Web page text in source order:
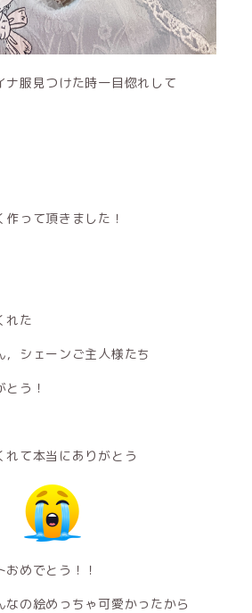
ナ服見つけた時一目惚れして
って頂きました！
れた
，シェーンご主人様たち
う！
れて本当にありがとう
めでとう！！
なの絵めっちゃ可愛かったから